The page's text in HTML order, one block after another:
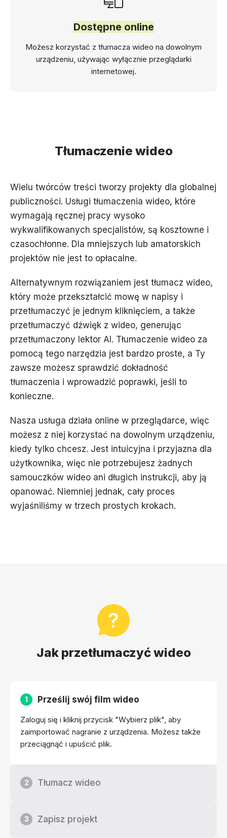
Dostępne online
Możesz korzystać z tłumacza wideo na dowolnym
urządzeniu, używając wyłącznie przeglądarki
internetowej.
Tłumaczenie wideo
Wielu twórców treści tworzy projekty dla globalnej
publiczności. Usługi tłumaczenia wideo, które
wymagają ręcznej pracy wysoko
wykwalifikowanych specjalistów, są kosztowne i
czasochłonne. Dla mniejszych lub amatorskich
projektów nie jest to opłacalne.
Alternatywnym rozwiązaniem jest tłumacz wideo,
który może przekształcić mowę w napisy i
przetłumaczyć je jednym kliknięciem, a także
przetłumaczyć dźwięk z wideo, generując
przetłumaczony lektor AI. Tłumaczenie wideo za
pomocą tego narzędzia jest bardzo proste, a Ty
zawsze możesz sprawdzić dokładność
tłumaczenia i wprowadzić poprawki, jeśli to
konieczne.
Nasza usługa działa online w przeglądarce, więc
możesz z niej korzystać na dowolnym urządzeniu,
kiedy tylko chcesz. Jest intuicyjna i przyjazna dla
użytkownika, więc nie potrzebujesz żadnych
samouczków wideo ani długich instrukcji, aby ją
opanować. Niemniej jednak, cały proces
wyjaśniliśmy w trzech prostych krokach.
Jak przetłumaczyć wideo
1 Prześlij swój film wideo
Zaloguj się i kliknij przycisk "Wybierz plik", aby
zaimportować nagranie z urządzenia. Możesz także
przeciągnąć i upuścić plik.
2 Tłumacz wideo
3 Zapisz projekt